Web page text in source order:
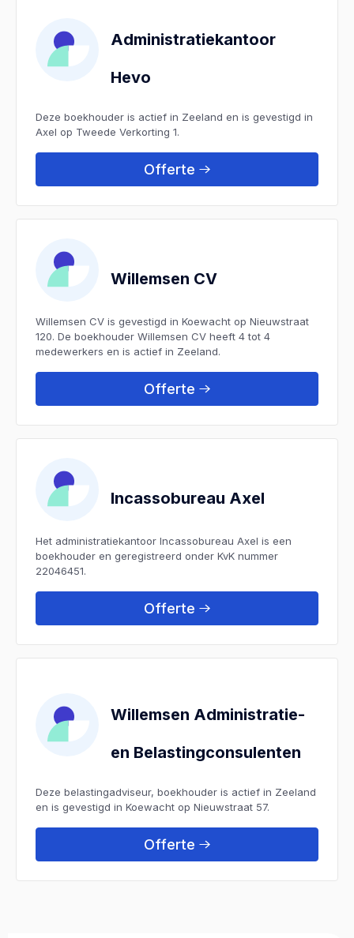
Administratiekantoor
Hevo
Deze boekhouder is actief in Zeeland en is gevestigd in
Axel op Tweede Verkorting 1.
Offerte
Willemsen CV
Willemsen CV is gevestigd in Koewacht op Nieuwstraat
120. De boekhouder Willemsen CV heeft 4 tot 4
medewerkers en is actief in Zeeland.
Offerte
Incassobureau Axel
Het administratiekantoor Incassobureau Axel is een
boekhouder en geregistreerd onder KvK nummer
22046451.
Offerte
Willemsen Administratie-
en Belastingconsulenten
Deze belastingadviseur, boekhouder is actief in Zeeland
en is gevestigd in Koewacht op Nieuwstraat 57.
Offerte